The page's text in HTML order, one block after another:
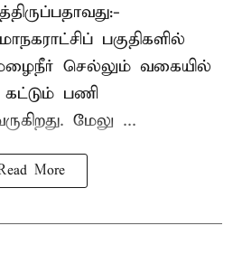
பகுதிகளில்
செல்லும் வகையில்
பணி
மேலு ...
More